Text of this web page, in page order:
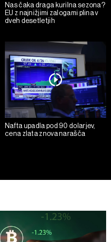
Nas čaka draga kurilna sezona?
EU z najnižjimi zalogami plina v
dveh desetletjih
Nafta upadla pod 90 dolarjev,
cena zlata znova narašča